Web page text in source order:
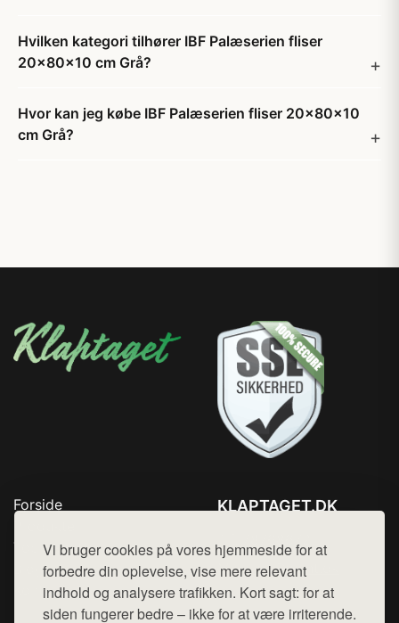
Vi bruger cookies på vores hjemmeside for at
forbedre din oplevelse, vise mere relevant
indhold og analysere trafikken. Kort sagt: for at
siden fungerer bedre – ikke for at være irriterende.
Hvilken kategori tilhører IBF Palæserien fliser
20x80x10 cm Grå?
Hvor kan jeg købe IBF Palæserien fliser 20x80x10
cm Grå?
Forside
Top Rabatter
Blog
Kontakt
KLAPTAGET.DK
Mail: hej@want.dk
Cookie- og privatlivspolitik